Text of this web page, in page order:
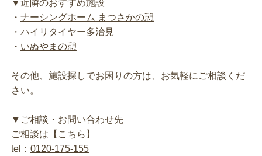
▼近隣のおすすめ施設
・ ナーシングホーム まつさかの憩
・ ハイリタイヤー多治見
・ いぬやまの憩
その他、施設探しでお困りの方は、お気軽にご相談くだ
さい。
▼ご相談・お問い合わせ先
ご相談は【 こちら 】
tel： 0120-175-155